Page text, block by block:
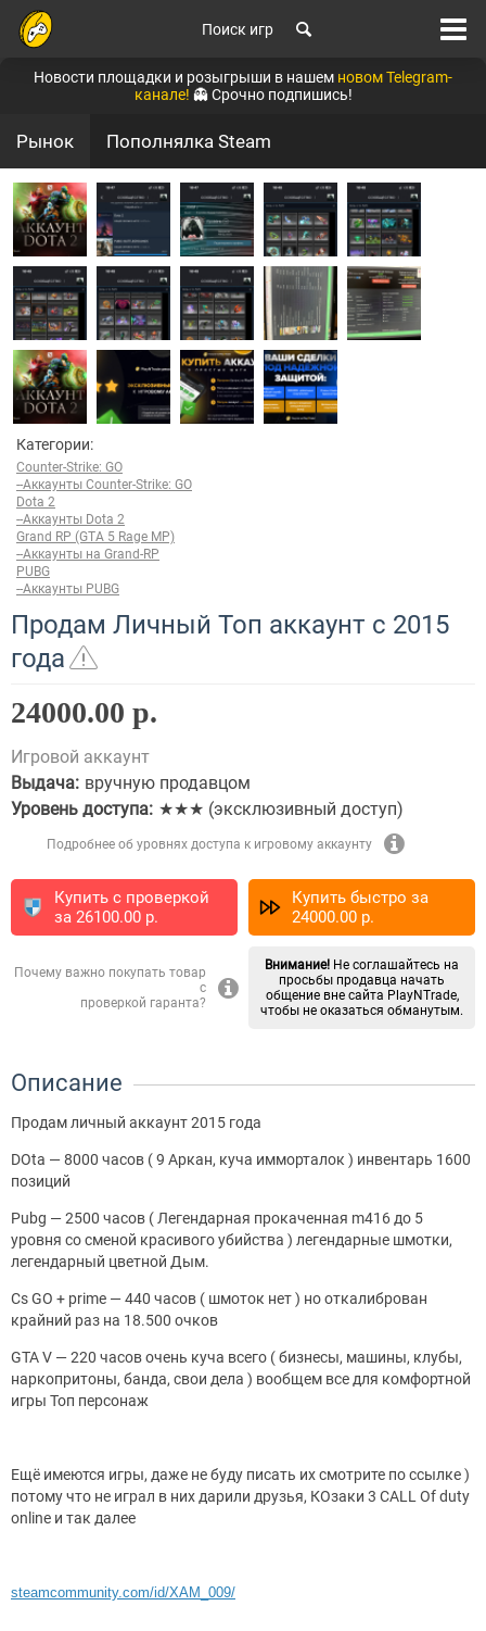
Поиск игр
Новости площадки и розыгрыши в нашем новом Telegram-
канале! 👻 Срочно подпишись!
Рынок Пополнялка Steam
Категории:
Counter-Strike: GO
--Аккаунты Counter-Strike: GO
Dota 2
--Аккаунты Dota 2
Grand RP (GTA 5 Rage MP)
--Аккаунты на Grand-RP
PUBG
--Аккаунты PUBG
Продам Личный Топ аккаунт с 2015
года
24000.00 р.
Игровой аккаунт
Выдача: вручную продавцом
Уровень доступа: ★★★ (эксклюзивный доступ)
Подробнее об уровнях доступа к игровому аккаунту
Купить с проверкой
за 26100.00 p.
Купить быстро за
24000.00 p.
Почему важно покупать товар
с
проверкой гаранта?
Внимание! Не соглашайтесь на
просьбы продавца начать
общение вне сайта PlayNTrade,
чтобы не оказаться обманутым.
Описание
Продам личный аккаунт 2015 года
DOta — 8000 часов ( 9 Аркан, куча имморталок ) инвентарь 1600
позиций
Pubg — 2500 часов ( Легендарная прокаченная m416 до 5
уровня со сменой красивого убийства ) легендарные шмотки,
легендарный цветной Дым.
Cs GO + prime — 440 часов ( шмоток нет ) но откалиброван
крайний раз на 18.500 очков
GTA V — 220 часов очень куча всего ( бизнесы, машины, клубы,
наркопритоны, банда, свои дела ) вообщем все для комфортной
игры Топ персонаж
Ещё имеются игры, даже не буду писать их смотрите по ссылке )
потому что не играл в них дарили друзья, КОзаки 3 CALL Of duty
online и так далее
steamcommunity.com/id/XAM_009/